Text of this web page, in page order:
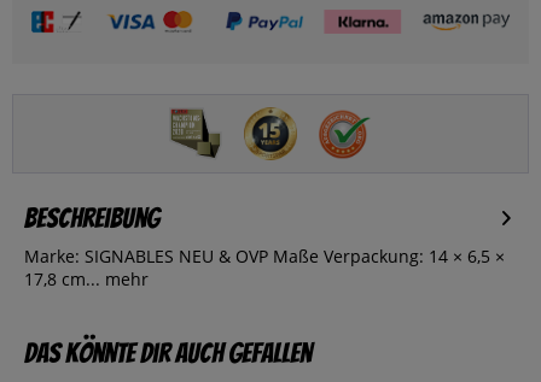
Beschreibung
Marke: SIGNABLES NEU & OVP Maße Verpackung: 14 × 6,5 ×
17,8 cm... mehr
Das könnte dir auch gefallen